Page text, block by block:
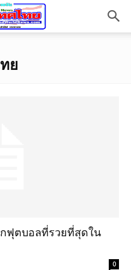
ย
กฟุตบอลที่รวยที่สุดใน
0